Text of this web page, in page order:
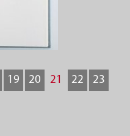
19 20 21 22 23